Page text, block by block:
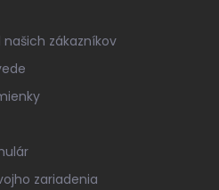
zákazníkov
zariadenia